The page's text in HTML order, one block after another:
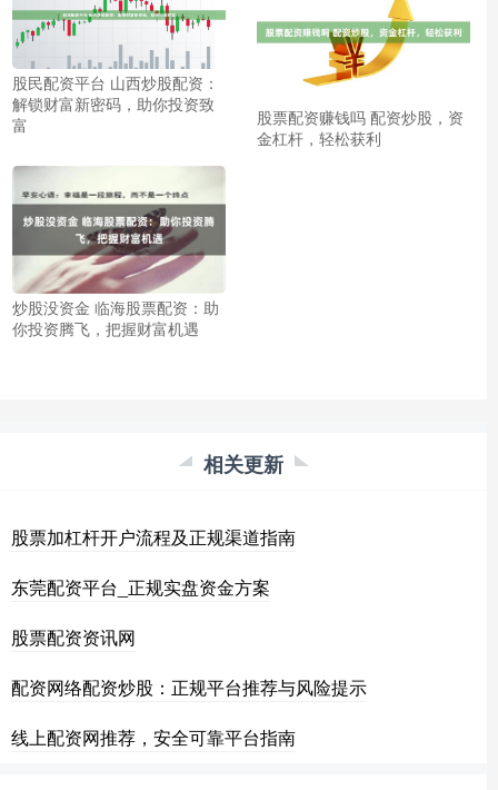
股民配资平台 山西炒股配资：
解锁财富新密码，助你投资致
富
股票配资赚钱吗 配资炒股，资
金杠杆，轻松获利
炒股没资金 临海股票配资：助
你投资腾飞，把握财富机遇
相关更新
股票加杠杆开户流程及正规渠道指南
东莞配资平台_正规实盘资金方案
股票配资资讯网
配资网络配资炒股：正规平台推荐与风险提示
线上配资网推荐，安全可靠平台指南